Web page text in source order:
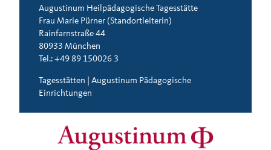
Augustinum Heilpädagogische Tagesstätte
Frau Marie Pürner (Standortleiterin)
Rainfarnstraße 44
80933 München
Tel.: +49 89 150026 3
Tagesstätten | Augustinum Pädagogische
Einrichtungen